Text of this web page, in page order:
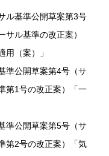
ル基準公開草案第3号
サル基準の改正案）
用（案）」
準公開草案第4号（サ
第1号の改正案）「一
準公開草案第5号（サ
第2号の改正案）「気